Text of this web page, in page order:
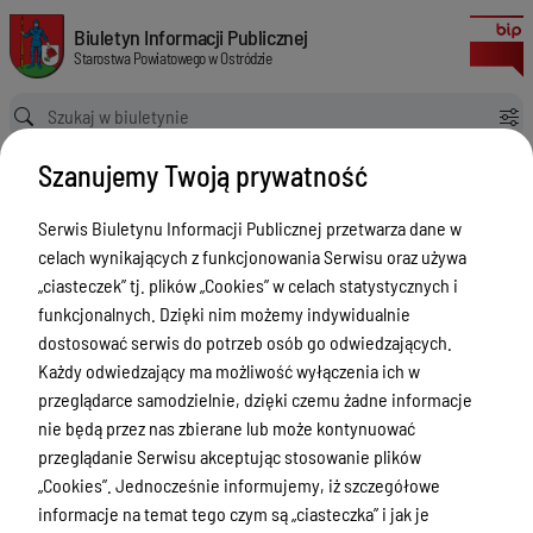
BIP Starostwa Powiatowego w Ostródzie
Biuletyn Informacji Publicznej Starostwa Powiatowego w Ostródzie
Biuletyn Informacji Publicznej
Starostwa Powiatowego w Ostródzie
Starostwo Powiatowe
Poradnik Interesanta
Informacje o naborze
Zamówienia Publiczne
Tablica ogłoszeń
Dyżury Aptek w Powiecie Ostródzkim
Nieodpłatna Pomoc Prawna
Starostwo Powiatowe
w Ostródzie
ul. Jana III
Sobieskiego 5
14-100 Ostróda
woj. warmińsko-
mazurskie
Szanujemy Twoją prywatność
Serwis Biuletynu Informacji Publicznej przetwarza dane w
celach wynikających z funkcjonowania Serwisu oraz używa
„ciasteczek” tj. plików „Cookies” w celach statystycznych i
funkcjonalnych. Dzięki nim możemy indywidualnie
dostosować serwis do potrzeb osób go odwiedzających.
Każdy odwiedzający ma możliwość wyłączenia ich w
przeglądarce samodzielnie, dzięki czemu żadne informacje
nie będą przez nas zbierane lub może kontynuować
przeglądanie Serwisu akceptując stosowanie plików
„Cookies”. Jednocześnie informujemy, iż szczegółowe
informacje na temat tego czym są „ciasteczka” i jak je